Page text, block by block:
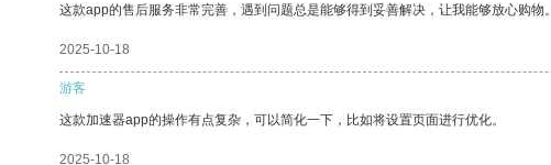
这款app的售后服务非常完善，遇到问题总是能够得到妥善解决，让我能够放心购物。
2025-10-18
游客
这款加速器app的操作有点复杂，可以简化一下，比如将设置页面进行优化。
2025-10-18